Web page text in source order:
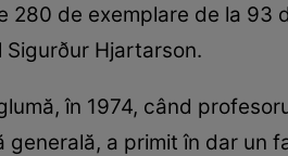
280 de exemplare de la
Hjartarson.
în 1974, când
generală, a primit în dar un